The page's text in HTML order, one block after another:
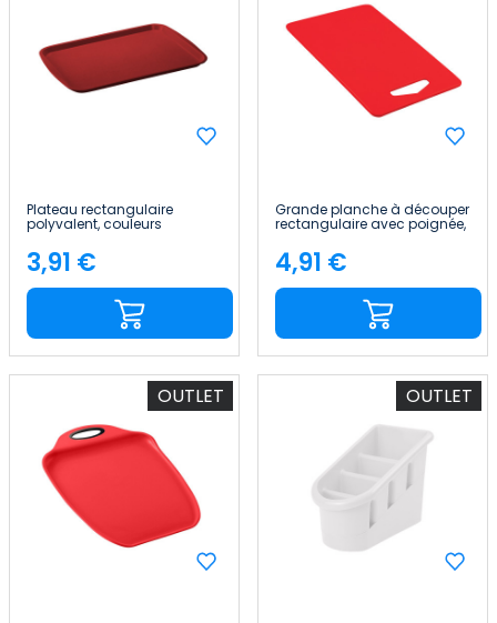
Plateau rectangulaire
polyvalent, couleurs
assorties 47.5x35.5x2.1cm
7house
Price
3,91 €
Grande planche à découper
rectangulaire avec poignée,
couleurs assorties
33.5x23.5cm 7house
Price
4,91 €
OUTLET OUTLET